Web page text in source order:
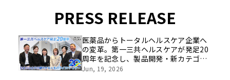
PRESS RELEASE
医薬品からトータルヘルスケア企業へ
の変革。第一三共ヘルスケアが発足20
周年を記念し、製品開発・新カテゴリ
挑戦の舞台や旧社統合時のエピソード
Jun, 19, 2026